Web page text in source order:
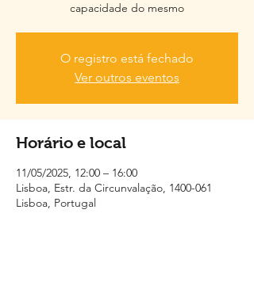
capacidade do mesmo
O registro está fechado
Ver outros eventos
Horário e local
11/05/2025, 12:00 – 16:00
Lisboa, Estr. da Circunvalação, 1400-061
Lisboa, Portugal